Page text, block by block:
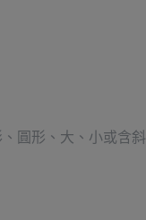
圓形、大、小或含斜